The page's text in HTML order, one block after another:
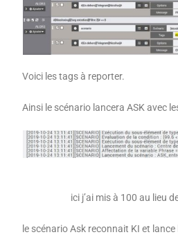
Voici les tags à reporter.
Ainsi le scénario lancera ASK avec
ici j’ai mis à 100 au lieu
le scénario Ask reconnait KI et lance